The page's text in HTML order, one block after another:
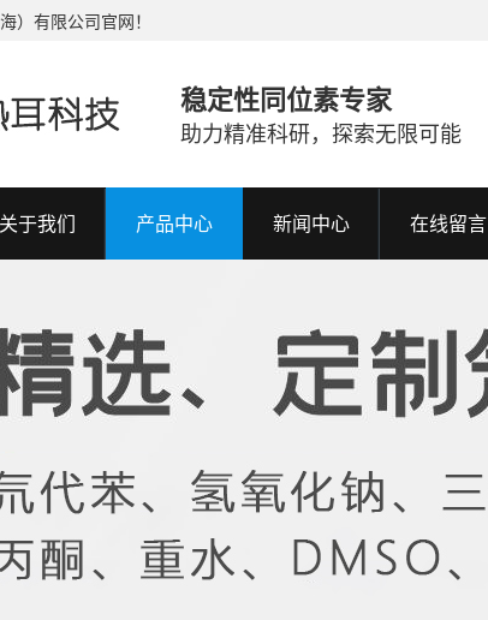
）有限公司官网！
稳定性同位素专家
助力精准科研，探索无限可能
关于我们 产品中心 新闻中心 在线留言